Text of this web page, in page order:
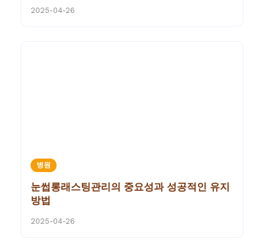
2025-04-26
병원
눈썹롱래스팅관리의 중요성과 성공적인 유지
방법
2025-04-26